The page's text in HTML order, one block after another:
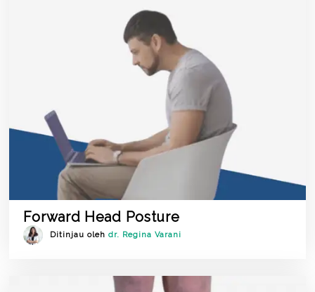
Forward Head Posture
Ditinjau olehdr. Regina Varani